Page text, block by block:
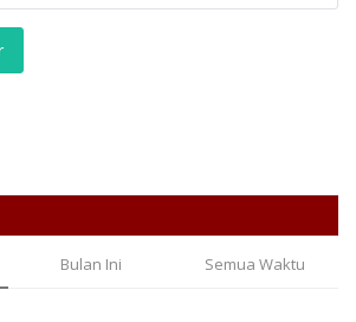
Bulan Ini Semua Waktu